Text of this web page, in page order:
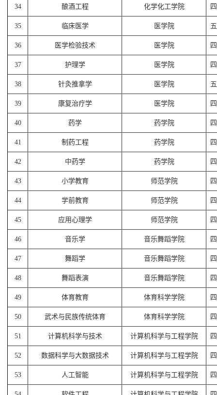
34 酿酒工程 化学化工学院
35 临床医学 医学院
36 医学检验技术 医学院
37 护理学 医学院
38 针灸推拿学 医学院
39 康复治疗学 医学院
40 药学 药学院
41 制药工程 药学院
42 中药学 药学院
43 小学教育 师范学院
44 学前教育 师范学院
45 应用心理学 师范学院
46 音乐学 音乐舞蹈学院
47 舞蹈学 音乐舞蹈学院
48 舞蹈表演 音乐舞蹈学院
49 体育教育 体育科学学院
50 武术与民族传统体育 体育科学学院
51 计算机科学与技术 计算机科学与工程学院
52 数据科学与大数据技术 计算机科学与工程学院
53 人工智能 计算机科学与工程学院